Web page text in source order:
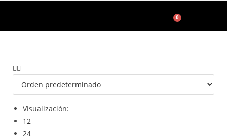
0
Visualización:
12
24